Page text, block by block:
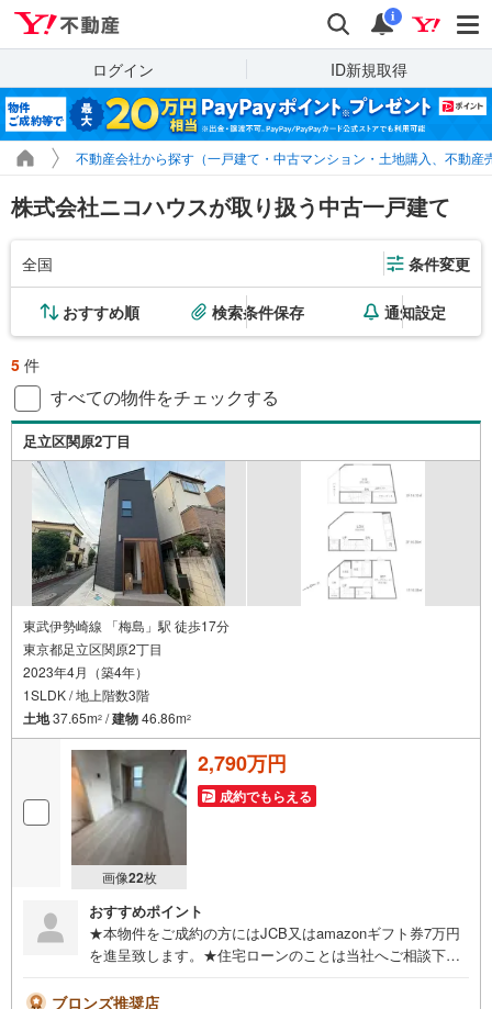
検索 通知
i
ログイン ID新規取得
不動産会社から探す（一戸建て・中古マンション・土地購入、不動産
株式会社ニコハウスが取り扱う中古一戸建て
全国 条件変更
おすすめ順 検索条件保存 通知設定
5 件
すべての物件をチェックする
足立区関原2丁目
東武伊勢崎線 「梅島」駅 徒歩17分
東京都足立区関原2丁目
2023年4月（築4年）
1SLDK / 地上階数3階
土地37.65m2 /建物46.86m2
画像22枚
2,790万円
成約でもらえる
おすすめポイント
★本物件をご成約の方にはJCB又はamazonギフト券7万円
を進呈致します。★住宅ローンのことは当社へご相談下さ
が代行にて無料対応可能です。お申込みからお引渡しまで
ブロンズ推奨店